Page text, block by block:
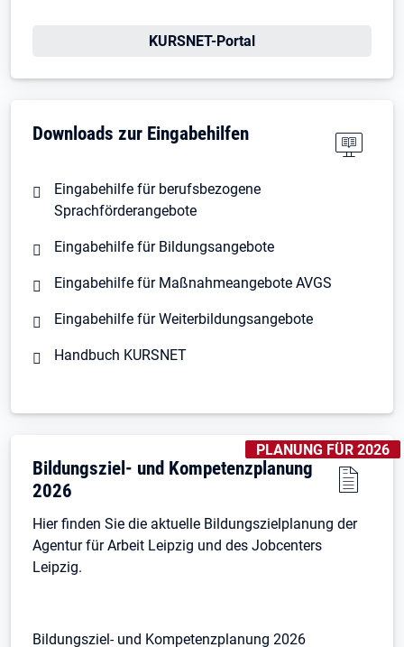
KURSNET-Portal
Downloads zur Eingabehilfen
Eingabehilfe für berufsbezogene
Sprachförderangebote
Eingabehilfe für Bildungsangebote
Eingabehilfe für Maßnahmeangebote AVGS
Eingabehilfe für Weiterbildungsangebote
Handbuch KURSNET
KENNZEICHNUNGEN:
PLANUNG FÜR 2026
Bildungsziel- und Kompetenzplanung
2026
Hier finden Sie die aktuelle Bildungszielplanung der
Agentur für Arbeit Leipzig und des Jobcenters
Leipzig.
Bildungsziel- und Kompetenzplanung 2026